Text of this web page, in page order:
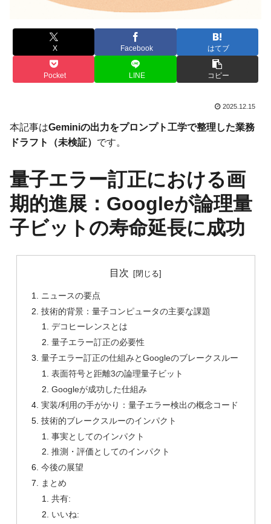
X Facebook はてブ
Pocket LINE コピー
2025.12.15
本記事はGeminiの出力をプロンプト工学で整理した業務
ドラフト（未検証） です。
量子エラー訂正における画
期的進展：Googleが論理量
子ビットの寿命延長に成功
目次
ニュースの要点
技術的背景：量子コンピュータの主要な課題
デコヒーレンスとは
量子エラー訂正の必要性
量子エラー訂正の仕組みとGoogleのブレークスルー
表面符号と距離3の論理量子ビット
Googleが成功した仕組み
実装/利用の手がかり：量子エラー検出の概念コード
技術的ブレークスルーのインパクト
事実としてのインパクト
推測・評価としてのインパクト
今後の展望
まとめ
共有:
いいね: